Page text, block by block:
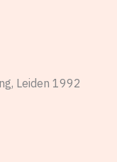
Leiden 1992